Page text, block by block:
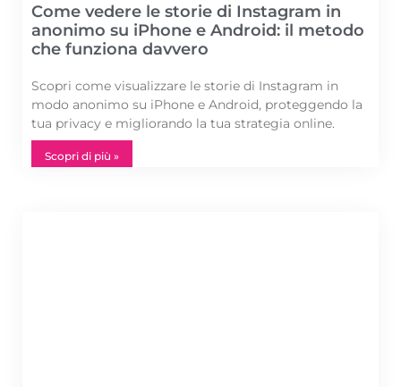
Come vedere le storie di Instagram in
anonimo su iPhone e Android: il metodo
che funziona davvero
Scopri come visualizzare le storie di Instagram in
modo anonimo su iPhone e Android, proteggendo la
tua privacy e migliorando la tua strategia online.
Scopri di più »